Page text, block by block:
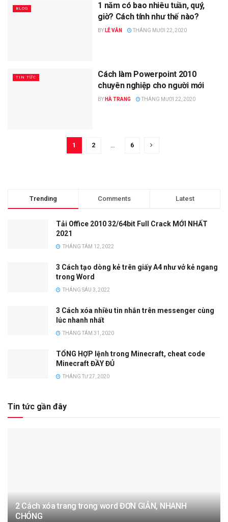
BLOG
1 năm có bao nhiêu tuần, quý,
giờ? Cách tính như thế nào?
BY LÊ VÂN THÁNG MƯỜI 22, 2020
TIN TỨC
Cách làm Powerpoint 2010
chuyên nghiệp cho người mới
BY HÀ TRANG THÁNG MƯỜI 22, 2020
1 2 … 6
Trending Comments Latest
Tải Office 2010 32/64bit Full Crack MỚI NHẤT
2021
THÁNG TÁM 12, 2022
3 Cách tạo dòng kẻ trên giấy A4 như vở kẻ ngang
trong Word
THÁNG SÁU 3, 2022
3 Cách xóa nhiều tin nhắn trên messenger cùng
lúc nhanh nhất
THÁNG TÁM 31, 2020
TỔNG HỢP lệnh trong Minecraft, cheat code
Minecraft ĐẦY ĐỦ
THÁNG TƯ 27, 2020
Tin tức gần đây
2 Cách xóa trang trong word ĐƠN GIẢN, NHANH
CHÓNG